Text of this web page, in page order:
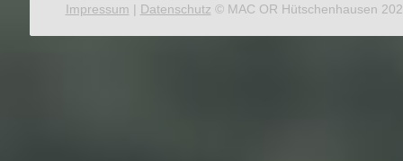
Impressum | Datenschutz © MAC OR Hütschenhausen